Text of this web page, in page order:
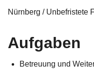
Nürnberg / Unbefristete
Aufgaben
Betreuung und